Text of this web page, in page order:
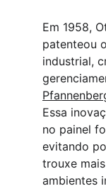
Em 1958,
patenteou
industrial,
Essa
no painel
evitando
trouxe
ambientes